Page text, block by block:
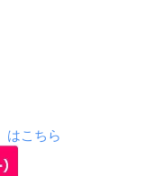
はこちら